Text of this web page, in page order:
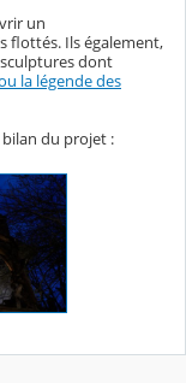
un
flottés. Ils également,
dont
la légende des
du projet :